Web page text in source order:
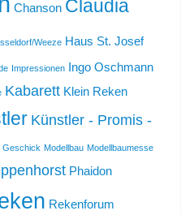
Chanson Claudia
Weeze Haus St. Josef
Impressionen Ingo Oschmann
Kabarett Klein Reken
Künstler - Promis -
Geschick Modellbau Modellbaumesse
Phaidon
Rekenforum